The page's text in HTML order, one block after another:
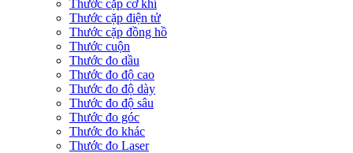
Thước cặp cơ khí
Thước cặp điện tử
Thước cặp đồng hồ
Thước cuộn
Thước đo dầu
Thước đo độ cao
Thước đo độ dày
Thước đo độ sâu
Thước đo góc
Thước đo khác
Thước đo Laser